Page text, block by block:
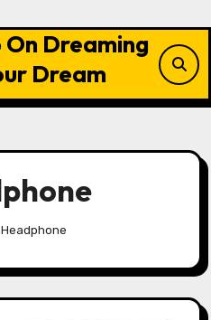
On Dreaming
Dream
Headphone